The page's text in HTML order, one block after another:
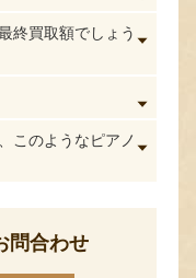
終買取額でしょう
このようなピアノ
問合わせ